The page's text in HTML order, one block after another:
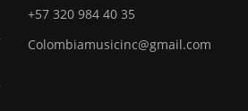
+57 320 984 40 35
Colombiamusicinc@gmail.com